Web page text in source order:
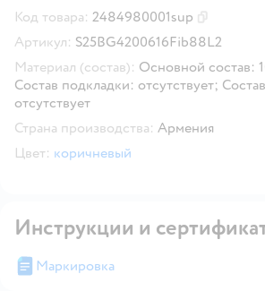
Код товара: 2484980001sup
Артикул: S25BG4200616Fib88L2
Материал (состав): Основной состав:
Состав подкладки: отсутствует;
отсутствует
Страна производства: Армения
Цвет: коричневый
Инструкции и
Маркировка